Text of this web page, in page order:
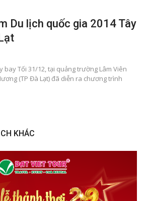
Du lịch quốc gia 2014 Tây
bay Tối 31/12, tại quảng trường Lâm Viên
(TP Đà Lạt) đã diễn ra chương trình
KHÁC